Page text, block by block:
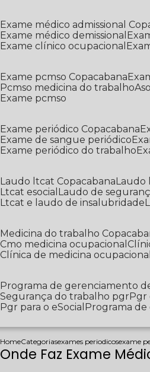
Exame médico admissional
Exame médico demissional
Exame clínico ocupacional
Exame pcmso Copacabana
Pcmso medicina do trabalho
Exame pcmso
Exame periódico Copacabana
Exame de sangue periódico
Exame periódico do trabalho
Laudo ltcat Copacabana
Ltcat esocial
Laudo de
Ltcat e laudo de insalubridade
Medicina do trabalho
Cmo medicina ocupacional
Clínica de medicina ocupacional
Programa de gerenciamento
Segurança do trabalho pgr
Pgr para o eSocial
Programa
HomeCategoriasexames periodicosexame
Onde Faz Exame